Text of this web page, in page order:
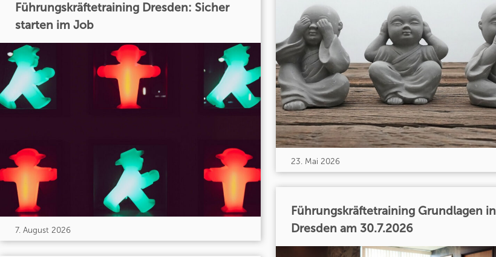
Führungskräftetraining Dresden: Sicher
starten im Job
7. August 2026
23. Mai 2026
Führungskräftetraining Grundlagen in
Dresden am 30.7.2026